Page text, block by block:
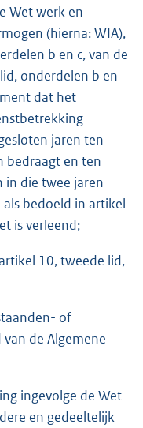
Wet werk en
(hierna: WIA),
b en c, van de
onderdelen b en
dat het
jaren ten
bedraagt en ten
in die twee jaren
bedoeld in artikel
is verleend;
10, tweede lid,
of
de Algemene
ingevolge de Wet
en gedeeltelijk